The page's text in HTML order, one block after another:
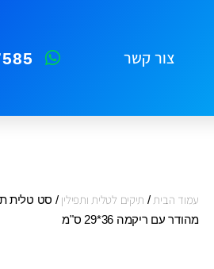
צור קשר
עמוד הבית / תיקים לטלית ותפילין / סט טלית
מהודר עם ריקמה 36*29 ס"מ